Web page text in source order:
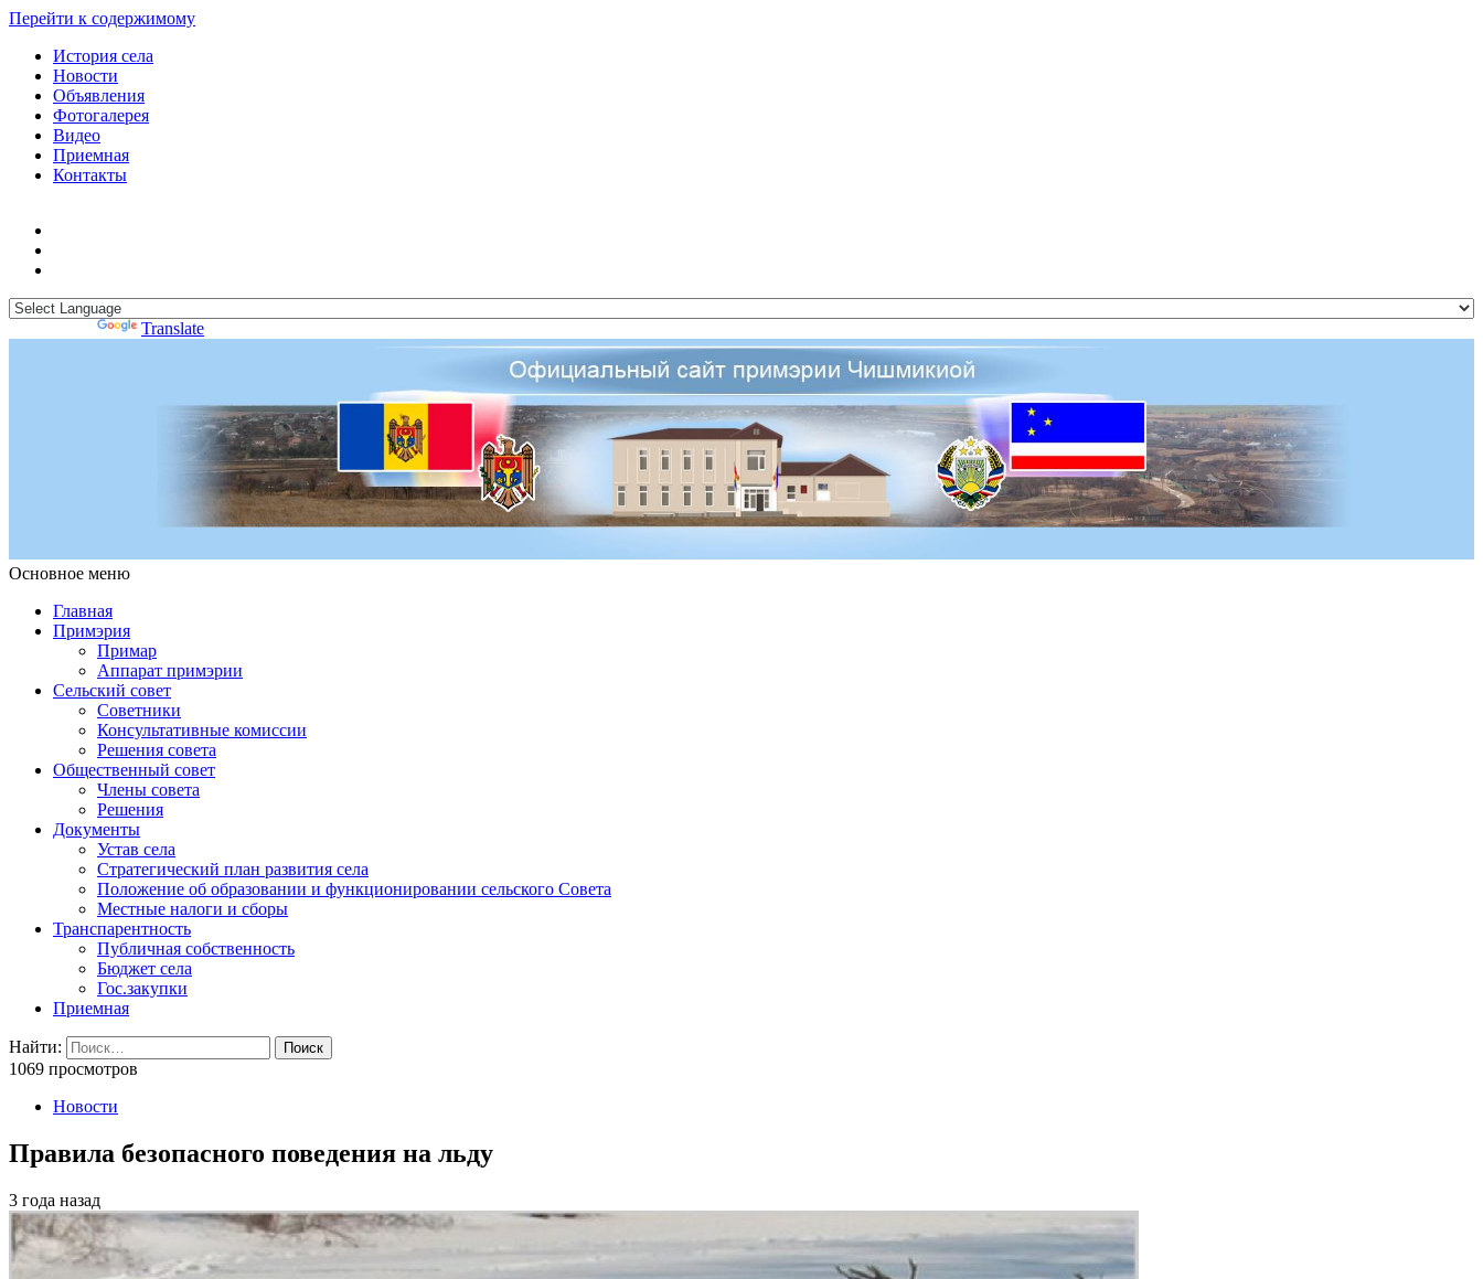
Перейти к содержимому
История села
Новости
Объявления
Фотогалерея
Видео
Приемная
Контакты
Translate
Основное меню
Примэрия Чишмикиой
Главная
Примэрия
Примар
Аппарат примэрии
Сельский совет
Советники
Консультативные комиссии
Решения совета
Общественный совет
Члены совета
Решения
Документы
Устав села
Стратегический план развития села
Положение об образовании и функционировании сельского Совета
Местные налоги и сборы
Транспарентность
Публичная собственность
Бюджет села
Гос.закупки
Приемная
Найти:
1069 просмотров
Новости
Правила безопасного поведения на льду
3 года назад